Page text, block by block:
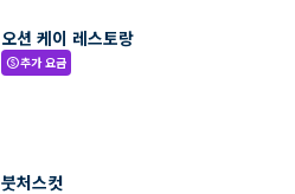
오션 케이 레스토랑
paid추가 요금
붓처스컷